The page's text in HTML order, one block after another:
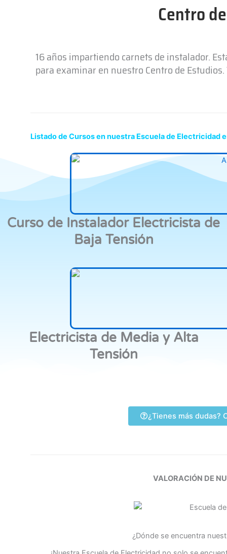
Centro
16 años impartiendo carnets de instalador.
para examinar en nuestro Centro de Estudios.
Listado de Cursos en nuestra Escuela de Electricidad
Curso de Instalador Electricista de
Baja Tensión
Electricista de Media y Alta
Tensión
¿Tienes más dudas?
VALORACIÓN DE
¿Dónde se encuentra